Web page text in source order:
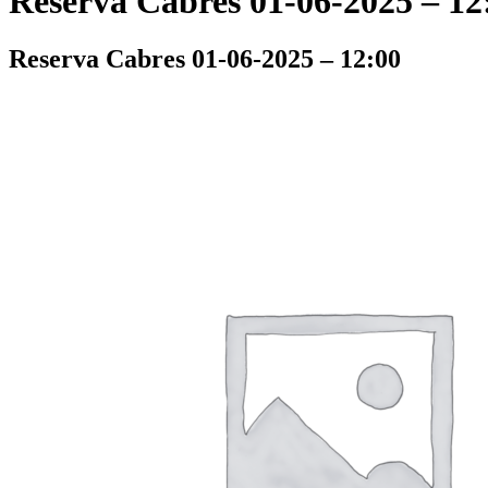
Reserva Cabres 01-06-2025 – 12:00